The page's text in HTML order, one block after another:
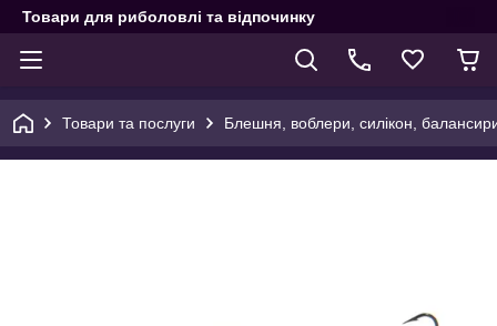
Товари для риболовлі та відпочинку
Товари та послуги Блешня, воблери, силікон,